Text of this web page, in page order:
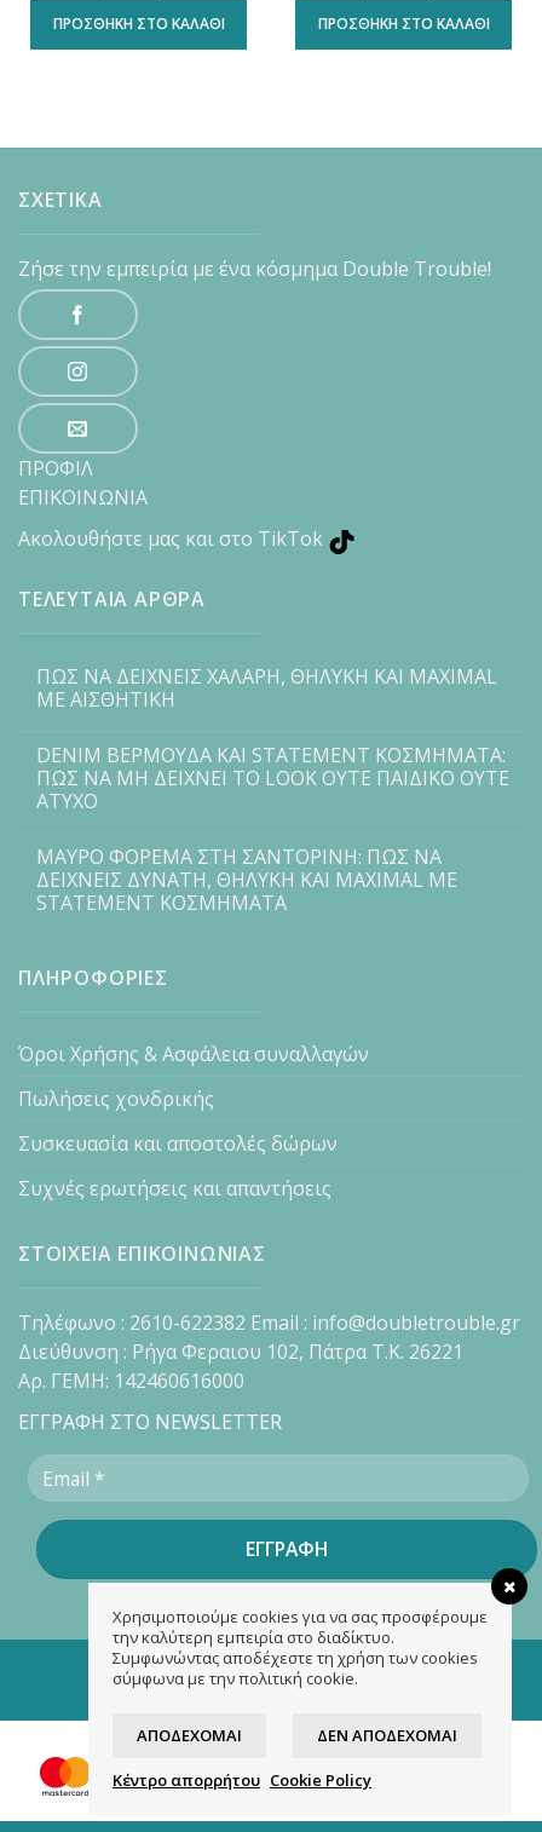
was:
26,00€.
τιμή
είναι:
19,95€.
ΠΡΟΣΘΉΚΗ ΣΤΟ ΚΑΛΆΘΙ was:
24,00€.
τιμή
είναι:
18,95€.
ΠΡΟΣΘΉΚΗ ΣΤΟ ΚΑΛΆΘΙ
ΣΧΕΤΙΚΑ
Ζήσε την εμπειρία με ένα κόσμημα Double Trouble!
ΠΡΟΦΙΛ
ΕΠΙΚΟΙΝΩΝΙΑ
Ακολουθήστε μας και στο TikTok
ΤΕΛΕΥΤΑΙΑ ΑΡΘΡΑ
ΠΩΣ ΝΑ ΔΕΙΧΝΕΙΣ ΧΑΛΑΡΗ, ΘΗΛΥΚΗ ΚΑΙ MAXIMAL
ΜΕ ΑΙΣΘΗΤΙΚΗ
DENIM ΒΕΡΜΟΥΔΑ ΚΑΙ STATEMENT ΚΟΣΜΗΜΑΤΑ:
ΠΩΣ ΝΑ ΜΗ ΔΕΙΧΝΕΙ ΤΟ LOOK ΟΥΤΕ ΠΑΙΔΙΚΟ ΟΥΤΕ
ΑΤΥΧΟ
ΜΑΥΡΟ ΦΟΡΕΜΑ ΣΤΗ ΣΑΝΤΟΡΙΝΗ: ΠΩΣ ΝΑ
ΔΕΙΧΝΕΙΣ ΔΥΝΑΤΗ, ΘΗΛΥΚΗ ΚΑΙ MAXIMAL ΜΕ
STATEMENT ΚΟΣΜΗΜΑΤΑ
ΠΛΗΡΟΦΟΡΙΕΣ
Όροι Χρήσης & Ασφάλεια συναλλαγών
Πωλήσεις χονδρικής
Συσκευασία και αποστολές δώρων
Συχνές ερωτήσεις και απαντήσεις
ΣΤΟΙΧΕΙΑ ΕΠΙΚΟΙΝΩΝΙΑΣ
Τηλέφωνο : 2610-622382 Email : info@doubletrouble.gr
Διεύθυνση : Ρήγα Φεραιου 102, Πάτρα Τ.Κ. 26221
Αρ. ΓΕΜΗ: 142460616000
ΕΓΓΡΑΦΗ ΣΤΟ NEWSLETTER
Copyright 2026 ©doubletrouble.gr
Designed & developed by
Χρησιμοποιούμε cookies για να σας προσφέρουμε
την καλύτερη εμπειρία στο διαδίκτυο.
Συμφωνώντας αποδέχεστε τη χρήση των cookies
σύμφωνα με την πολιτική cookie.
ΑΠΟΔΈΧΟΜΑΙ ΔΕΝ ΑΠΟΔΈΧΟΜΑΙ
Κέντρο απορρήτου Cookie Policy